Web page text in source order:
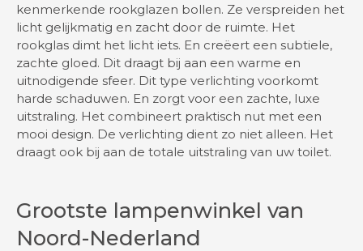
kenmerkende rookglazen bollen. Ze verspreiden het
licht gelijkmatig en zacht door de ruimte. Het
rookglas dimt het licht iets. En creëert een subtiele,
zachte gloed. Dit draagt bij aan een warme en
uitnodigende sfeer. Dit type verlichting voorkomt
harde schaduwen. En zorgt voor een zachte, luxe
uitstraling. Het combineert praktisch nut met een
mooi design. De verlichting dient zo niet alleen. Het
draagt ook bij aan de totale uitstraling van uw toilet.
Grootste lampenwinkel van
Noord-Nederland